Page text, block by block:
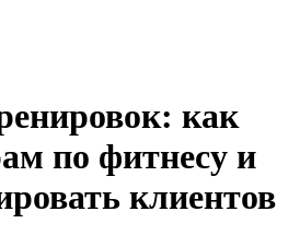
как
по фитнесу и
клиентов